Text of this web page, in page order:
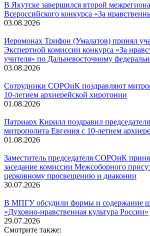
В Якутске завершился второй
Всероссийского конкурса «За
03.08.2026
Иеромонах Трифон (Умалатов) принял
Экспертной комиссии конкурса «За
учителя» по Дальневосточному
03.08.2026
Сотрудники СОРОиК поздравляют
10-летием архиерейской хиротонии
01.08.2026
Патриарх Кирилл поздравил
митрополита Евгения с 10-летием
01.08.2026
Заместитель председателя СОРОиК
заседание комиссии Межсоборного
церковному просвещению и диаконии
30.07.2026
В МПГУ обсудили формы и содержание
«Духовно-нравственная культура России»
29.07.2026
Смотрите также: